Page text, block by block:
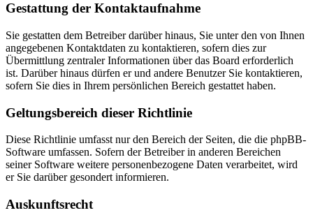
Gestattung der Kontaktaufnahme
Sie gestatten dem Betreiber darüber hinaus, Sie unter den von Ihnen
angegebenen Kontaktdaten zu kontaktieren, sofern dies zur
Übermittlung zentraler Informationen über das Board erforderlich
ist. Darüber hinaus dürfen er und andere Benutzer Sie kontaktieren,
sofern Sie dies in Ihrem persönlichen Bereich gestattet haben.
Geltungsbereich dieser Richtlinie
Diese Richtlinie umfasst nur den Bereich der Seiten, die die phpBB-
Software umfassen. Sofern der Betreiber in anderen Bereichen
seiner Software weitere personenbezogene Daten verarbeitet, wird
er Sie darüber gesondert informieren.
Auskunftsrecht